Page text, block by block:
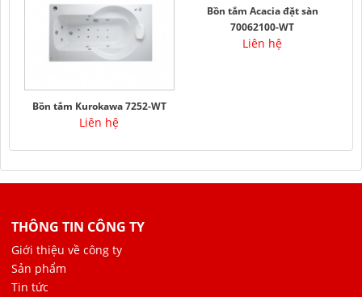
Bồn tắm Kurokawa 7252-WT
Liên hệ
Bồn tắm Acacia đặt sàn
70062100-WT
Liên hệ
THÔNG TIN CÔNG TY
Giới thiệu về công ty
Sản phẩm
Tin tức